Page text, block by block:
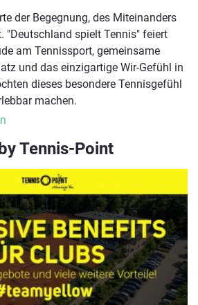
der Begegnung, des Miteinanders
"Deutschland spielt Tennis" feiert
am Tennissport, gemeinsame
und das einzigartige Wir-Gefühl in
dieses besondere Tennisgefühl
machen.
Tennis-Point